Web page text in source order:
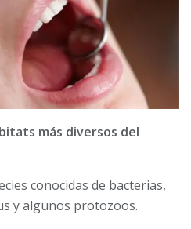
más diversos del
conocidas de bacterias,
y algunos protozoos.